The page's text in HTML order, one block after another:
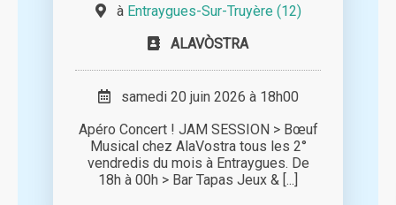
à Entraygues-Sur-Truyère (12)
ALAVÒSTRA
samedi 20 juin 2026 à 18h00
Apéro Concert ! JAM SESSION > Bœuf
Musical chez AlaVostra tous les 2°
vendredis du mois à Entraygues. De
18h à 00h > Bar Tapas Jeux & [...]